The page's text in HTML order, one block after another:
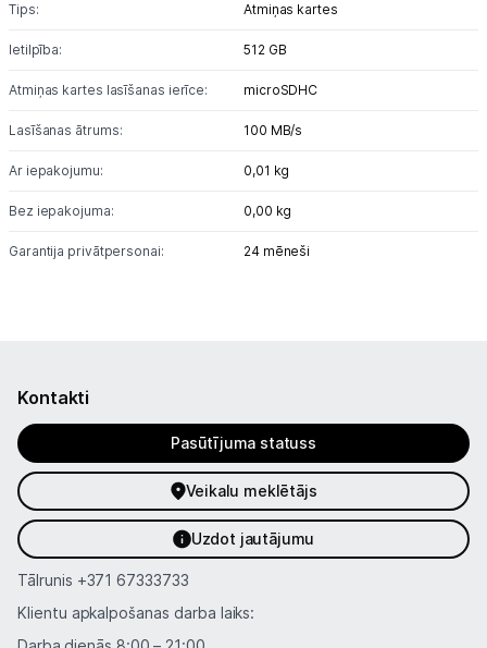
Sadzīves tehnika
Sports un atpūta
Ražotāju atjaunota tehnika
Piegāde un apmaksa
Tehnikas izvešana
Uzņēmumiem
Tet pakalpojumi
Tips: Atmiņas kartes
Ietilpība: 512 GB
Atmiņas kartes lasīšanas ierīce: microSDHC
Lasīšanas ātrums: 100 MB/s
Ar iepakojumu: 0,01 kg
Bez iepakojuma: 0,00 kg
Garantija privātpersonai: 24 mēneši
Kontakti
Pasūtījuma statuss
Veikalu meklētājs
Uzdot jautājumu
Tālrunis +371 67333733
Klientu apkalpošanas darba laiks: